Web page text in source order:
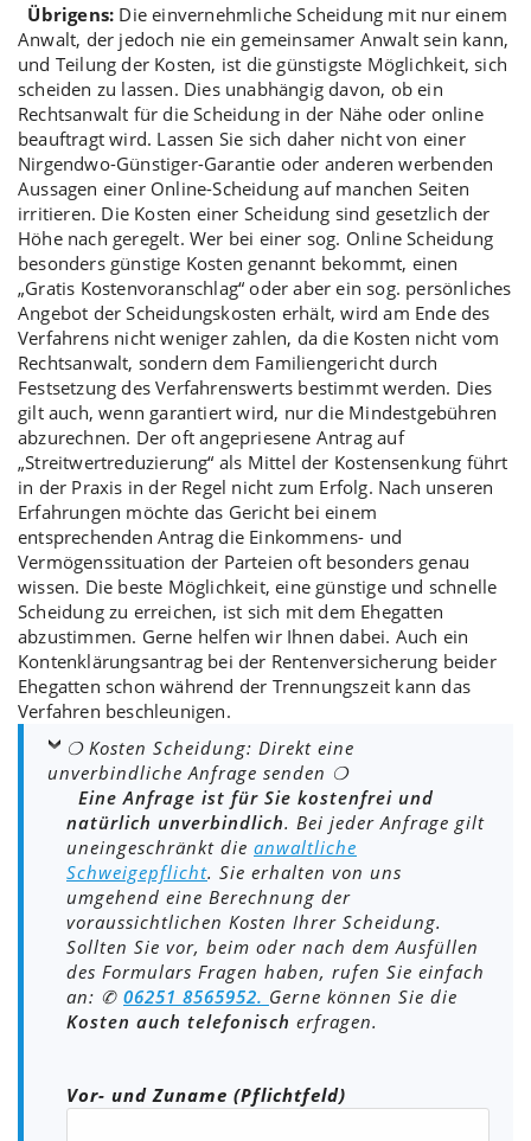
Übrigens: Die einvernehmliche Scheidung mit nureinem
Anwalt, der jedoch nie ein gemeinsamer Anwalt sein kann,
und Teilung der Kosten, ist die günstigste Möglichkeit, sich
scheiden zu lassen. Dies unabhängig davon, ob ein
Rechtsanwalt für die Scheidung in der Nähe oder online
beauftragt wird. Lassen Sie sich daher nicht von einer
Nirgendwo-Günstiger-Garantie oder anderenwerbenden
Aussagen einer Online-Scheidung auf manchen Seiten
irritieren. Die Kosten einer Scheidung sind gesetzlich der
Höhe nach geregelt. Wer bei einer sog. Online Scheidung
besonders günstige Kosten genannt bekommt, einen
„Gratis Kostenvoranschlag“ oder aber ein sog. persönliches
Angebot der Scheidungskosten erhält, wird am Ende des
Verfahrens nicht weniger zahlen, da die Kosten nicht vom
Rechtsanwalt, sondern dem Familiengericht durch
Festsetzung desVerfahrenswerts bestimmt werden. Dies
gilt auch, wenn garantiert wird, nur die Mindestgebühren
abzurechnen. Der oft angepriesene Antrag auf
„Streitwertreduzierung“ als Mittel der Kostensenkung führt
in der Praxis in der Regel nicht zum Erfolg. Nach unseren
Erfahrungen möchte das Gericht bei einem
entsprechenden Antrag die Einkommens- und
Vermögenssituation der Parteien oft besonders genau
wissen. Die beste Möglichkeit, eine günstige und schnelle
Scheidungzu erreichen, ist sich mit dem Ehegatten
abzustimmen. Gerne helfen wir Ihnen dabei. Auch ein
Kontenklärungsantrag bei der Rentenversicherung beider
Ehegatten schon während der Trennungszeit kann das
Verfahren beschleunigen.
❍ Kosten Scheidung: Direkt eine
unverbindliche Anfrage senden ❍
Eine Anfrage ist für Sie kostenfrei und
natürlich unverbindlich. Bei jeder Anfrage gilt
uneingeschränkt die anwaltliche
Schweigepflicht. Sie erhalten von uns
umgehend eine Berechnung der
voraussichtlichen Kosten Ihrer Scheidung.
Sollten Sie vor, beim oder nach dem Ausfüllen
des Formulars Fragen haben, rufen Sie einfach
an: ✆ 06251 8565952. Gerne können Sie die
Kosten auch telefonisch erfragen.
Vor- und Zuname (Pflichtfeld)